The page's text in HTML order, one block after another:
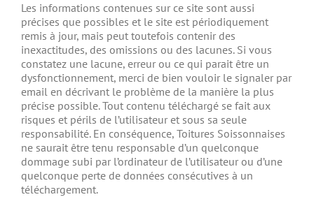
Les informations contenues sur ce site sont aussi
précises que possibles et le site est périodiquement
remis à jour, mais peut toutefois contenir des
inexactitudes, des omissions ou des lacunes. Si vous
constatez une lacune, erreur ou ce qui parait être un
dysfonctionnement, merci de bien vouloir le signaler par
email en décrivant le problème de la manière la plus
précise possible. Tout contenu téléchargé se fait aux
risques et périls de l’utilisateur et sous sa seule
responsabilité. En conséquence, Toitures Soissonnaises
ne saurait être tenu responsable d’un quelconque
dommage subi par l’ordinateur de l’utilisateur ou d’une
quelconque perte de données consécutives à un
téléchargement.